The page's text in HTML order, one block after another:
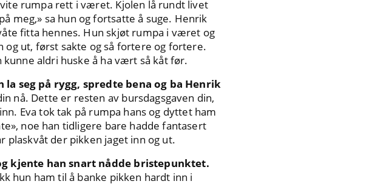
rumpa rett i været. Kjolen lå rundt livet
meg,» sa hun og fortsatte å suge. Henrik
fitta hennes. Hun skjøt rumpa i været og
og ut, først sakte og så fortere og fortere.
aldri huske å ha vært så kåt før.
seg på rygg, spredte bena og ba Henrik
nå. Dette er resten av bursdagsgaven din,
Eva tok tak på rumpa hans og dyttet ham
noe han tidligere bare hadde fantasert
der pikken jaget inn og ut.
kjente han snart nådde bristepunktet.
hun ham til å banke pikken hardt inn i